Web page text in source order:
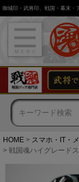
御城印・武将印、戦国・幕末・
HOME
スマホ・IT・
戦国魂ハイグレード